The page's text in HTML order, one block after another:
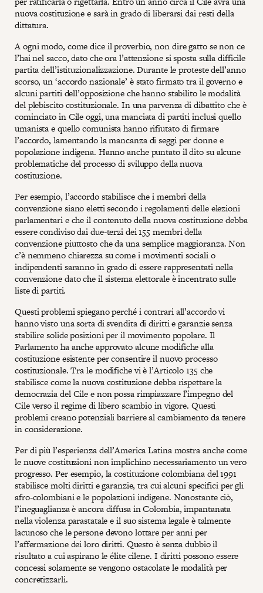
nuova costituzione e sarà in grado di liberarsi dai resti della
dittatura.
A ogni modo, come dice il proverbio, non dire gatto se non ce
l’hai nel sacco, dato che ora l’attenzione si sposta sulla difficile
partita dell’istituzionalizzazione. Durante le proteste dell’anno
scorso, un ‘accordo nazionale’ è stato firmato tra il governo e
alcuni partiti dell’opposizione che hanno stabilito le modalità
del plebiscito costituzionale. In una parvenza di dibattito che è
cominciato in Cile oggi, una manciata di partiti inclusi quello
umanista e quello comunista hanno rifiutato di firmare
l’accordo, lamentando la mancanza di seggi per donne e
popolazione indigena. Hanno anche puntato il dito su alcune
problematiche del processo di sviluppo della nuova
costituzione.
Per esempio, l’accordo stabilisce che i membri della
convenzione siano eletti secondo i regolamenti delle elezioni
parlamentari e che il contenuto della nuova costituzione debba
essere condiviso dai due-terzi dei 155 membri della
convenzione piuttosto che da una semplice maggioranza. Non
c’è nemmeno chiarezza su come i movimenti sociali o
indipendenti saranno in grado di essere rappresentati nella
convenzione dato che il sistema elettorale è incentrato sulle
liste di partiti.
Questi problemi spiegano perché i contrari all’accordo vi
hanno visto una sorta di svendita di diritti e garanzie senza
stabilire solide posizioni per il movimento popolare. Il
Parlamento ha anche approvato alcune modifiche alla
costituzione esistente per consentire il nuovo processo
costituzionale. Tra le modifiche vi è l’Articolo 135 che
stabilisce come la nuova costituzione debba rispettare la
democrazia del Cile e non possa rimpiazzare l’impegno del
Cile verso il regime di libero scambio in vigore. Questi
problemi creano potenziali barriere al cambiamento da tenere
in considerazione.
Per di più l’esperienza dell’America Latina mostra anche come
le nuove costituzioni non implichino necessariamento un vero
progresso. Per esempio, la costituzione colombiana del 1991
stabilisce molti diritti e garanzie, tra cui alcuni specifici per gli
afro-colombiani e le popolazioni indigene. Nonostante ciò,
l’ineguaglianza è ancora diffusa in Colombia, impantanata
nella violenza parastatale e il suo sistema legale è talmente
lacunoso che le persone devono lottare per anni per
l’affermazione dei loro diritti. Questo è senza dubbio il
risultato a cui aspirano le élite cilene. I diritti possono essere
concessi solamente se vengono ostacolate le modalità per
concretizzarli.